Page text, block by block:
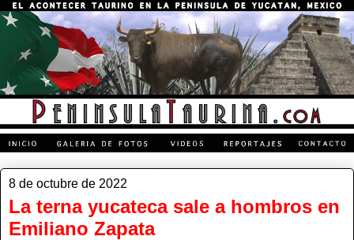
8 de octubre de 2022
La terna yucateca sale a hombros en
Emiliano Zapata